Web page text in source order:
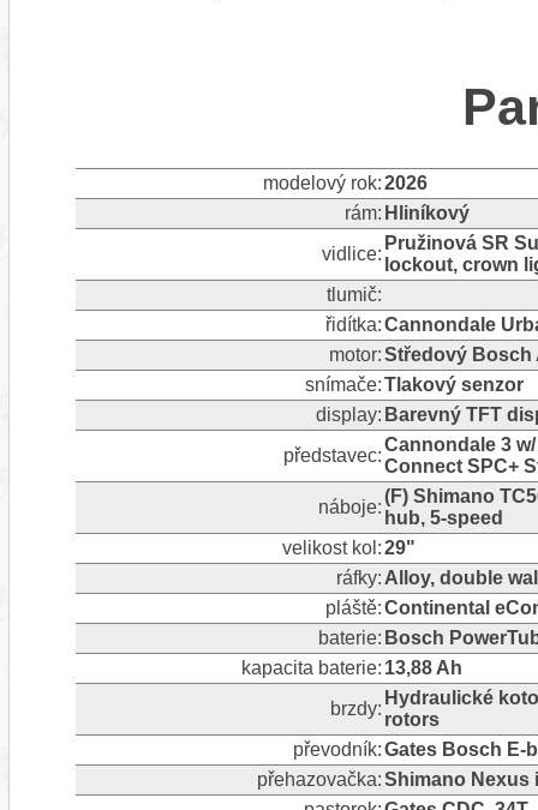
modelový rok:2026
rám: Hliníkový
vidlice:
Pružinová SR
lockout, crown
tlumič:
řidítka:Cannondale
motor:Středový Bosch
snímače:Tlakový senzor
display: Barevný TFT
představec:
Cannondale 3
Connect SPC+
náboje:
(F) Shimano
hub, 5-speed
velikost kol:29"
ráfky: Alloy, double
pláště:Continental
baterie: Bosch
kapacita baterie: 13,88 Ah
brzdy:
Hydraulické
rotors
převodník:Gates Bosch E-
přehazovačka:Shimano Nexus